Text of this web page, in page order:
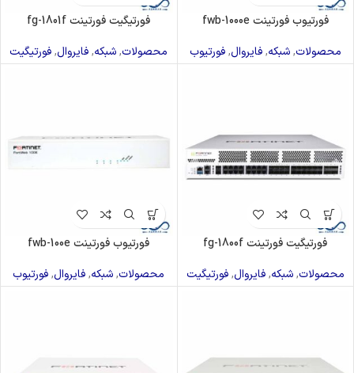
فورتیوب فورتینت fwb-1000e
محصولات,شبکه,فایروال,فورتیوب
فورتیگیت فورتینت fg-1801f
محصولات,شبکه,فایروال,فورتیگیت
فورتیگیت فورتینت fg-1800f
محصولات,شبکه,فایروال,فورتیگیت
فورتیوب فورتینت fwb-100e
محصولات,شبکه,فایروال,فورتیوب